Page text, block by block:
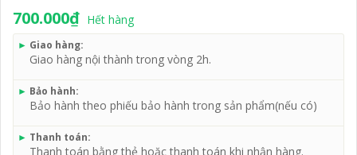
700.000₫ Hết hàng
► Giao hàng:
Giao hàng nội thành trong vòng 2h.
► Bảo hành:
Bảo hành theo phiếu bảo hành trong sản phẩm(nếu có)
► Thanh toán:
Thanh toán bằng thẻ hoặc thanh toán khi nhận hàng.